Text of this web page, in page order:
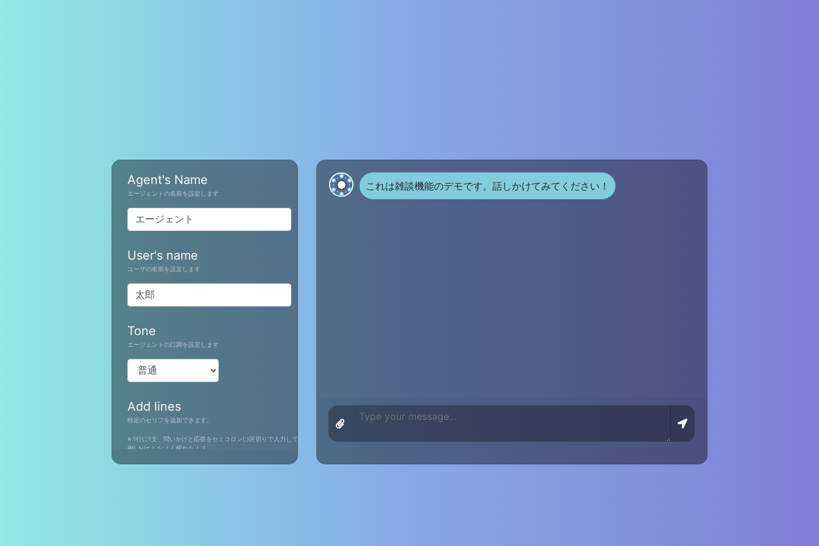
Agent's Name
エージェントの名前を設定します
User's name
ユーザの名前を設定します
Tone
エージェントの口調を設定します
Add lines
特定のセリフを追加できます。
※ 1行に1文、問いかけと応答をセミコロン(;)区切りで入力してください
例) おはよう;よく眠れた！？
これは雑談機能のデモです。話しかけてみてください！